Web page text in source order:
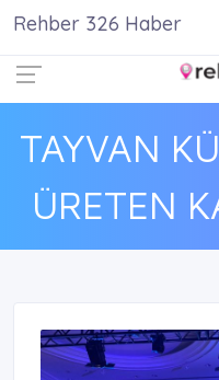
TAYVAN
ÜRETEN
Rehber 326 Haber